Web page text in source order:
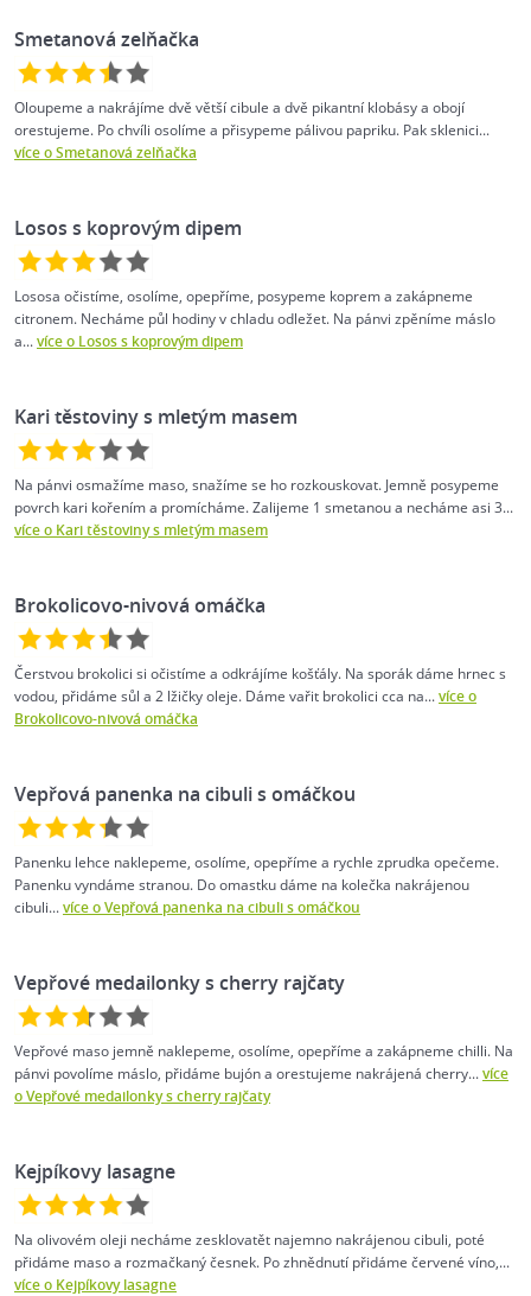
Smetanová zelňačka
Oloupeme a nakrájíme dvě větší cibule a dvě pikantní klobásy a obojí
orestujeme. Po chvíli osolíme a přisypeme pálivou papriku. Pak sklenici...
více o Smetanová zelňačka
Losos s koprovým dipem
Lososa očistíme, osolíme, opepříme, posypeme koprem a zakápneme
citronem. Necháme půl hodiny v chladu odležet. Na pánvi zpěníme máslo
a...více o Losos s koprovým dipem
Kari těstoviny s mletým masem
Na pánvi osmažíme maso, snažíme se ho rozkouskovat. Jemně posypeme
povrch kari kořením a promícháme. Zalijeme 1 smetanou a necháme asi 3...
více o Kari těstoviny s mletým masem
Brokolicovo-nivová omáčka
Čerstvou brokolici si očistíme a odkrájíme košťály. Na sporák dáme hrnec s
vodou, přidáme sůl a 2 lžičky oleje. Dáme vařit brokolici cca na...více o
Brokolicovo-nivová omáčka
Vepřová panenka na cibuli s omáčkou
Panenku lehce naklepeme, osolíme, opepříme a rychle zprudka opečeme.
Panenku vyndáme stranou. Do omastku dáme na kolečka nakrájenou
cibuli...více o Vepřová panenka na cibuli s omáčkou
Vepřové medailonky s cherry rajčaty
Vepřové maso jemně naklepeme, osolíme, opepříme a zakápneme chilli. Na
pánvi povolíme máslo, přidáme bujón a orestujeme nakrájená cherry...více
o Vepřové medailonky s cherry rajčaty
Kejpíkovy lasagne
Na olivovém oleji necháme zesklovatět najemno nakrájenou cibuli, poté
přidáme maso a rozmačkaný česnek. Po zhnědnutí přidáme červené víno,...
více o Kejpíkovy lasagne